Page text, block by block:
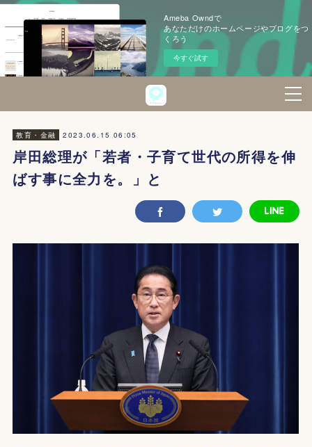
Ameba Owndで
あなただけのホームページやブログをつ
くろう
今すぐ試す
教育・金融 2023.06.15 06:05
岸田総理が「若者・子育て世代の所得を伸
ばす事に全力を。」と